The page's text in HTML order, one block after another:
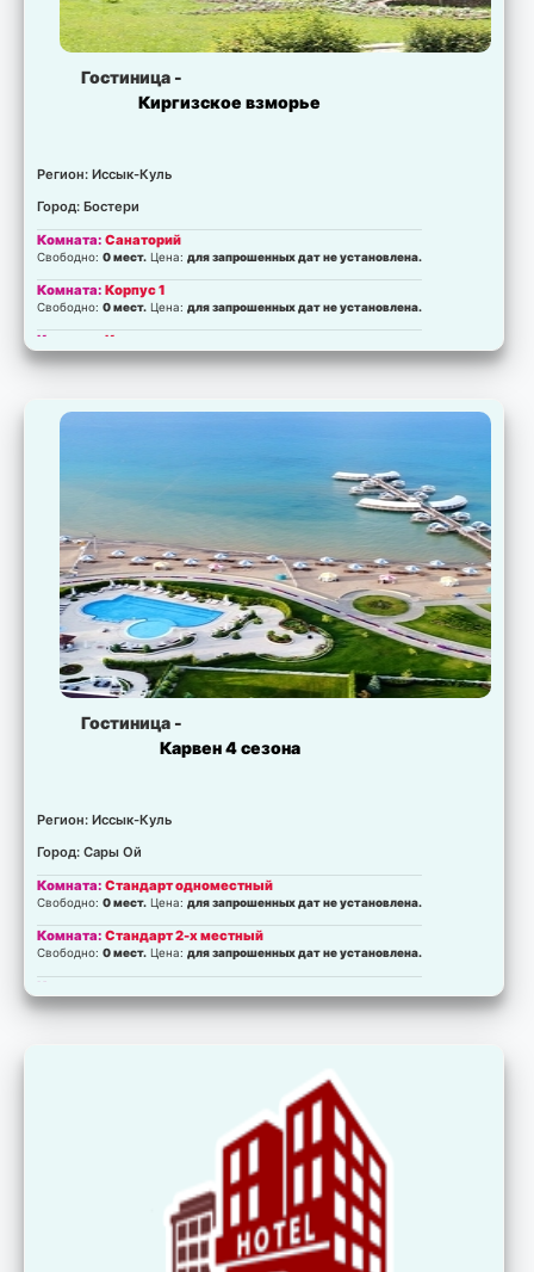
Гостиница -
Киргизское взморье
Регион: Иссык-Куль
Город: Бостери
Комната:Санаторий
Свободно:0 мест. Цена:для запрошенных дат не установлена.
Комната:Корпус 1
Свободно:0 мест. Цена:для запрошенных дат не установлена.
Комната:Коттедж космонавтов
Гостиница -
Карвен 4 сезона
Регион: Иссык-Куль
Город: Сары Ой
Комната:Стандарт одноместный
Свободно:0 мест. Цена:для запрошенных дат не установлена.
Комната:Стандарт 2-х местный
Свободно:0 мест. Цена:для запрошенных дат не установлена.
Комната: